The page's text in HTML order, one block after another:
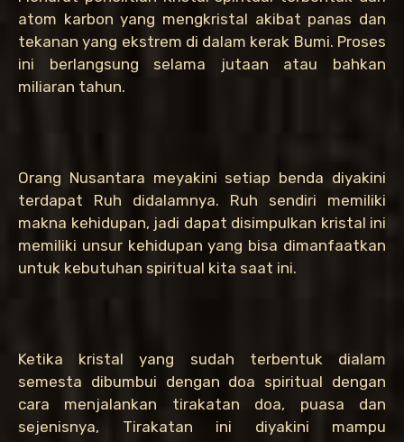
atom karbon yang mengkristal akibat panas dan
tekanan yang ekstrem di dalam kerak Bumi. Proses
ini berlangsung selama jutaan atau bahkan
miliaran tahun.
Orang Nusantara meyakini setiap benda diyakini
terdapat Ruh didalamnya. Ruh sendiri memiliki
makna kehidupan, jadi dapat disimpulkan kristal ini
memiliki unsur kehidupan yang bisa dimanfaatkan
untuk kebutuhan spiritual kita saat ini.
Ketika kristal yang sudah terbentuk dialam
semesta dibumbui dengan doa spiritual dengan
cara menjalankan tirakatan doa, puasa dan
sejenisnya, Tirakatan ini diyakini mampu